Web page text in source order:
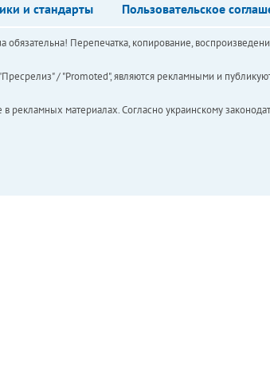
и стандарты Пользовательское
Перепечатка, копирование,
/ "Promoted", являются рекламными и
материалах. Согласно украинскому